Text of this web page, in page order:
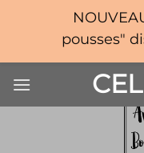
au
contenu
pousses"